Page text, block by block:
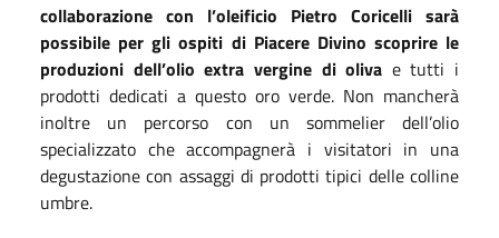
collaborazione con l’oleificio Pietro Coricelli sarà
possibile per gli ospiti di Piacere Divino scoprire le
produzioni dell’olio extra vergine di oliva e tutti i
prodotti dedicati a questo oro verde. Non mancherà
inoltre un percorso con un sommelier dell’olio
specializzato che accompagnerà i visitatori in una
degustazione con assaggi di prodotti tipici delle colline
umbre.